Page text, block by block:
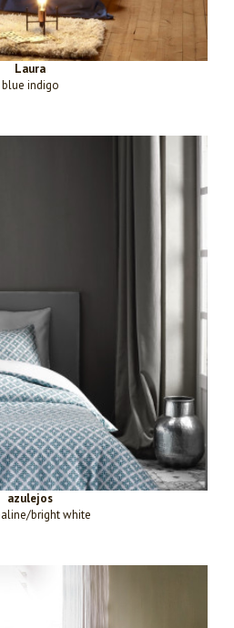
Laura
blue indigo
azulejos
bright white